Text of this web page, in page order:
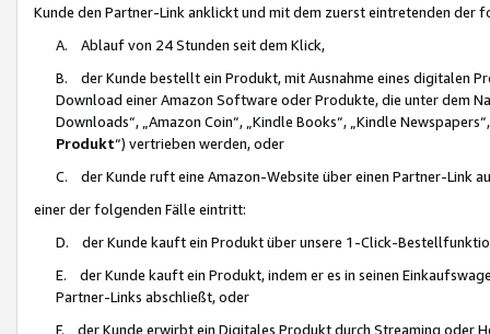
Kunde den Partner-Link anklickt und mit dem zuerst eintretenden der
A. Ablauf von 24 Stunden seit dem Klick,
B. der Kunde bestellt ein Produkt, mit Ausnahme eines digitalen
Download einer Amazon Software oder Produkte, die unter dem
Downloads“, „Amazon Coin“, „Kindle Books“, „Kindle
Produkt“) vertrieben werden, oder
C. der Kunde ruft eine Amazon-Website über einen Partner-Link
einer der folgenden Fälle eintritt:
D. der Kunde kauft ein Produkt über unsere 1-Click-
E. der Kunde kauft ein Produkt, indem er es in seinen
Partner-Links abschließt, oder
F. der Kunde erwirbt ein Digitales Produkt durch Streaming oder